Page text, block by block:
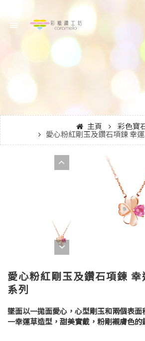
主頁 彩色寶
愛心粉紅剛玉及鑽石項鍊 幸
愛心粉紅剛玉及鑽石項鍊 幸
系列
墜面以一拋面愛心，心型剛玉和兩個表
一幸運草造型，甜美實戴，粉剛襯膚色的